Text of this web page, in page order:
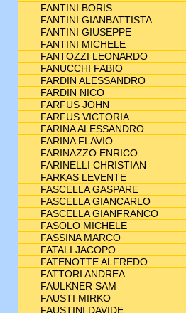
FANTINI BORIS
FANTINI GIANBATTISTA
FANTINI GIUSEPPE
FANTINI MICHELE
FANTOZZI LEONARDO
FANUCCHI FABIO
FARDIN ALESSANDRO
FARDIN NICO
FARFUS JOHN
FARFUS VICTORIA
FARINA ALESSANDRO
FARINA FLAVIO
FARINAZZO ENRICO
FARINELLI CHRISTIAN
FARKAS LEVENTE
FASCELLA GASPARE
FASCELLA GIANCARLO
FASCELLA GIANFRANCO
FASOLO MICHELE
FASSINA MARCO
FATALI JACOPO
FATENOTTE ALFREDO
FATTORI ANDREA
FAULKNER SAM
FAUSTI MIRKO
FAUSTINI DAVIDE